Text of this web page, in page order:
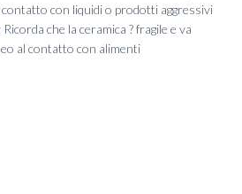
contatto con liquidi o prodotti aggressivi
che la ceramica ? fragile e va
al contatto con alimenti